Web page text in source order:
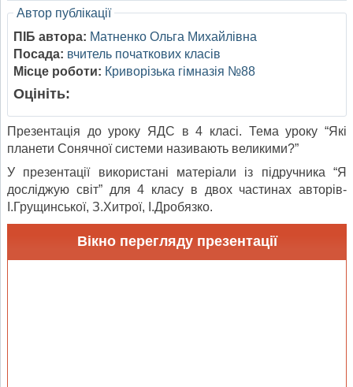
Автор публікації
ПІБ автора: Матненко Ольга Михайлівна
Посада: вчитель початкових класів
Місце роботи: Криворізька гімназія №88
Оцініть:
Презентація до уроку ЯДС в 4 класі. Тема уроку “Які
планети Сонячної системи називають великими?”
У презентації використані матеріали із підручника “Я
досліджую світ” для 4 класу в двох частинах авторів-
І.Грущинської, З.Хитрої, І.Дробязко.
Вікно перегляду презентації